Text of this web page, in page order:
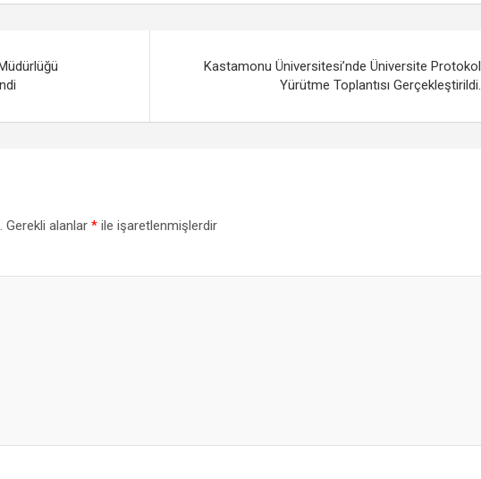
Kastamonu Üniversitesi’nde Üniversite Protokol
Yürütme Toplantısı Gerçekleştirildi.
Gerekli alanlar * ile işaretlenmişlerdir